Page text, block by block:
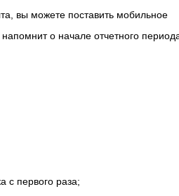
вы можете поставить мобильное
о начале отчетного
с первого раза;